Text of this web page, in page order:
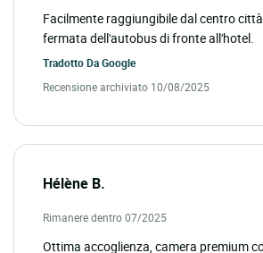
Facilmente raggiungibile dal centro
fermata dell'autobus di fronte all'hotel.
Tradotto DaGoogle
Recensione archiviato 10/08/2025
Hélène B.
Rimanere dentro 07/2025
Ottima accoglienza, camera premium